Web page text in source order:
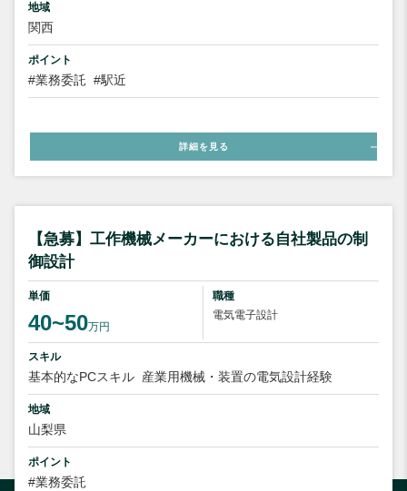
地域
関西
ポイント
#業務委託 #駅近
詳細を見る
【急募】工作機械メーカーにおける自社製品の制
御設計
単価
40~50万円
職種
電気電子設計
スキル
基本的なPCスキル 産業用機械・装置の電気設計経験
地域
山梨県
ポイント
#業務委託